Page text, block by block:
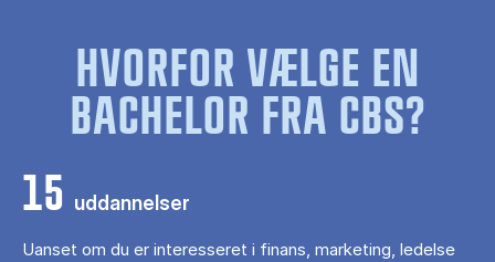
HVORFOR VÆLGE EN
BACHELOR FRA CBS?
15 uddannelser
Uanset om du er interesseret i finans, marketing, ledelse